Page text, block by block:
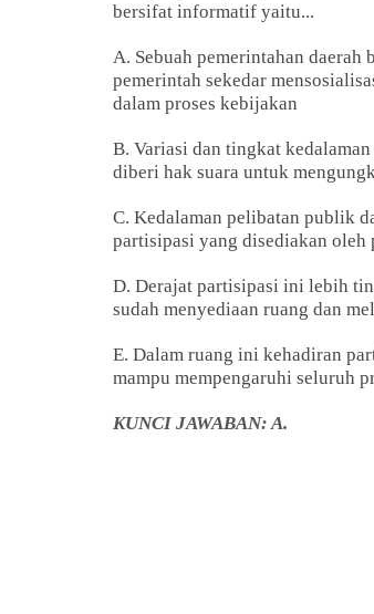
bersifat informatif yaitu...
A. Sebuah pemerintahan
pemerintah sekedar
dalam proses kebijakan
B. Variasi dan tingkat
diberi hak suara untuk
C. Kedalaman pelibatan publik
partisipasi yang disediakan oleh
D. Derajat partisipasi ini lebih
sudah menyediaan ruang dan
E. Dalam ruang ini kehadiran
mampu mempengaruhi seluruh
KUNCI JAWABAN: A.